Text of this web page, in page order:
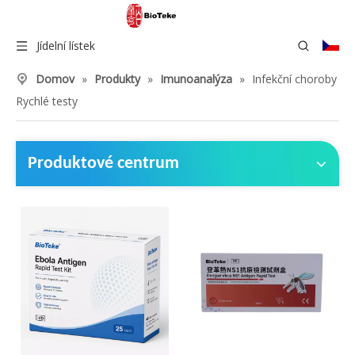
Jídelní lístek
Domov » Produkty » Imunoanalýza » Infekční choroby
Rychlé testy
Produktové centrum